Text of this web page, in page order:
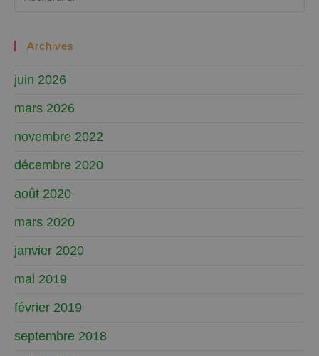
Archives
juin 2026
mars 2026
novembre 2022
décembre 2020
août 2020
mars 2020
janvier 2020
mai 2019
février 2019
septembre 2018